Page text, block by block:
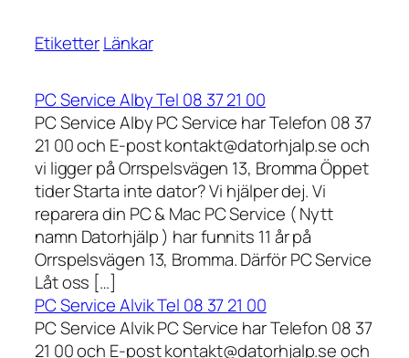
EtiketterLänkar
PC Service Alby Tel 08 37 21 00
PC Service Alby PC Service har Telefon 08 37
21 00 och E-post kontakt@datorhjalp.se och
vi ligger på Orrspelsvägen 13, Bromma Öppet
tider Starta inte dator? Vi hjälper dej. Vi
reparera din PC & Mac PC Service ( Nytt
namn Datorhjälp ) har funnits 11 år på
Orrspelsvägen 13, Bromma. Därför PC Service
Låt oss […]
PC Service Alvik Tel 08 37 21 00
PC Service Alvik PC Service har Telefon 08 37
21 00 och E-post kontakt@datorhjalp.se och